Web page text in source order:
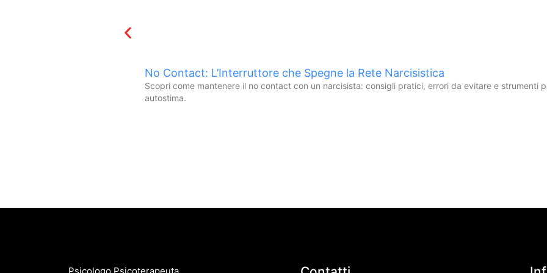
No Contact: L’Interruttore che Spegne la Rete Narcisistica
Scopri come mantenere il no contact con un narcisista: consigli pratici, errori da evitare e strumenti
autostima.